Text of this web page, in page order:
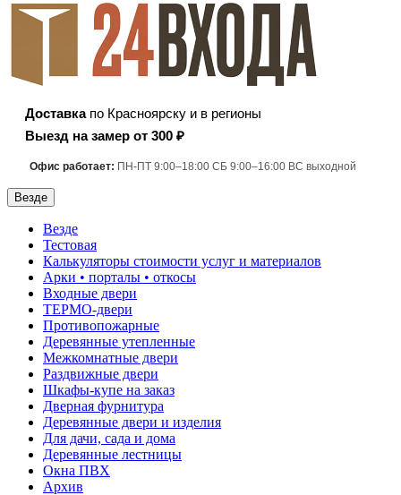
Доставкапо Красноярску и в регионы
Выезд на замер от 300 ₽
Офис работает: ПН-ПТ 9:00–18:00 СБ 9:00–16:00 ВС выходной
Везде
Везде
Тестовая
Калькуляторы стоимости услуг и материалов
Арки • порталы • откосы
Входные двери
ТЕРМО-двери
Противопожарные
Деревянные утепленные
Межкомнатные двери
Раздвижные двери
Шкафы-купе на заказ
Дверная фурнитура
Деревянные двери и изделия
Для дачи, сада и дома
Деревянные лестницы
Окна ПВХ
Архив